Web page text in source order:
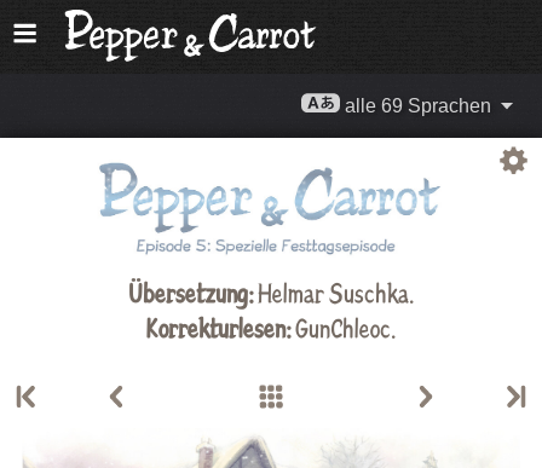
alle 69 Sprachen
Übersetzung:Helmar Suschka.
Korrekturlesen:GunChleoc.